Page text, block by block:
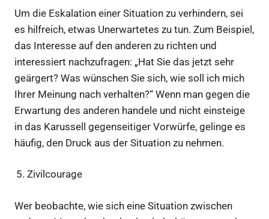
Um die Eskalation einer Situation zu verhindern, sei
es hilfreich, etwas Unerwartetes zu tun. Zum Beispiel,
das Interesse auf den anderen zu richten und
interessiert nachzufragen: „Hat Sie das jetzt sehr
geärgert? Was wünschen Sie sich, wie soll ich mich
Ihrer Meinung nach verhalten?“ Wenn man gegen die
Erwartung des anderen handele und nicht einsteige
in das Karussell gegenseitiger Vorwürfe, gelinge es
häufig, den Druck aus der Situation zu nehmen.
Zivilcourage
Wer beobachte, wie sich eine Situation zwischen